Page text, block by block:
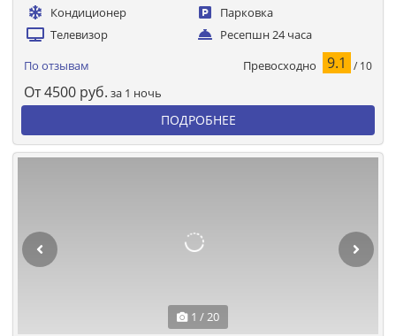
Кондиционер
Парковка
Телевизор
Ресепшн 24 часа
По отзывам Превосходно 9.1 / 10
От4500 руб. за 1 ночь
ПОДРОБНЕЕ
1 / 20